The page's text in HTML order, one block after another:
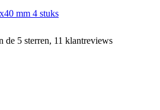
mm 4 stuks
de 5 sterren, 11 klantreviews